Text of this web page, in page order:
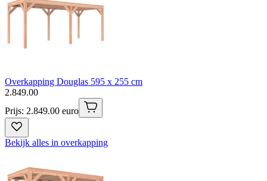
Overkapping Douglas 595 x 255 cm
2.849.00
Prijs: 2.849.00 euro
Bekijk alles in overkapping